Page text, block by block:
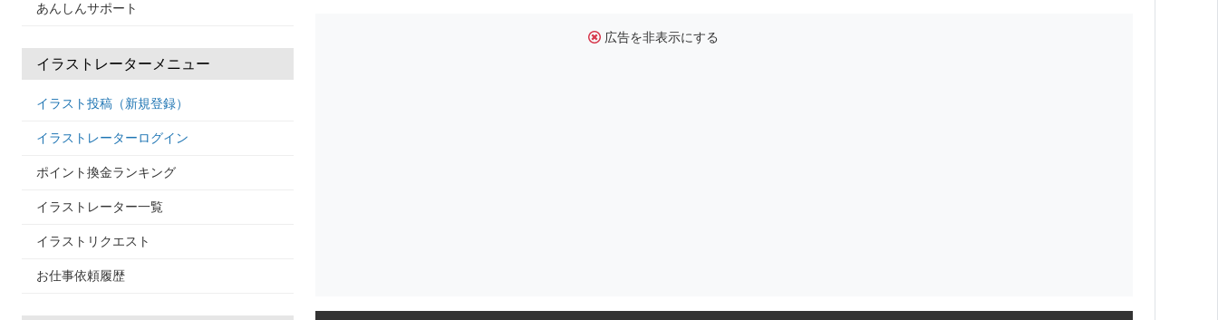
あんしんサポート
イラストレーターメニュー
イラスト投稿（新規登録）
イラストレーターログイン
ポイント換金ランキング
イラストレーター一覧
イラストリクエスト
お仕事依頼履歴
広告を非表示にする